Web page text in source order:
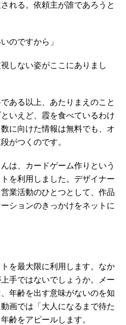
れる。依頼主が誰であろうと
のですから」
しない姿がここにありまし
ある以上、あたりまえのこと
いえど、霞を食べているわけ
に向けた情報は無料でも、オ
がつくのです。
は、カードゲーム作りという
を利用しました。デザイナー
業活動のひとつとして、作品
ションのきっかけをネットに
を最大限に利用します。なか
手ではないでしょうか。メー
年齢を出す意味がないのを知
画では「大人になるまで待た
齢をアピールします。